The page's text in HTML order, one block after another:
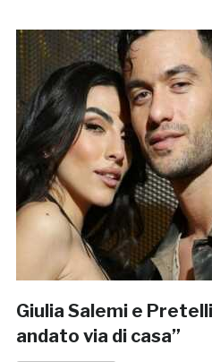
Giulia Salemi e
andato via di casa”